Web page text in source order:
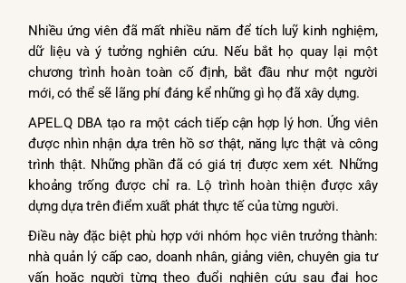
Nhiều ứng viên đã mất nhiều năm để tích luỹ kinh nghiệm,
dữ liệu và ý tưởng nghiên cứu. Nếu bắt họ quay lại một
chương trình hoàn toàn cố định, bắt đầu như một người
mới, có thể sẽ lãng phí đáng kể những gì họ đã xây dựng.
APEL.Q DBA tạo ra một cách tiếp cận hợp lý hơn. Ứng viên
được nhìn nhận dựa trên hồ sơ thật, năng lực thật và công
trình thật. Những phần đã có giá trị được xem xét. Những
khoảng trống được chỉ ra. Lộ trình hoàn thiện được xây
dựng dựa trên điểm xuất phát thực tế của từng người.
Điều này đặc biệt phù hợp với nhóm học viên trưởng thành:
nhà quản lý cấp cao, doanh nhân, giảng viên, chuyên gia tư
vấn hoặc người từng theo đuổi nghiên cứu sau đại học